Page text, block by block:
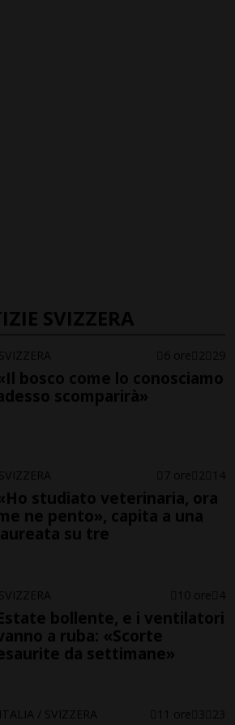
SVIZZERA
SVIZZERA 6 ore 2 29
bosco come lo conosciamo
scomparirà»
SVIZZERA 7 ore 2 14
studiato veterinaria, ora
ne pento», capita a una
su tre
SVIZZERA 10 ore 4
bollente, e i ventilatori
a ruba: «Scorte
da settimane»
ITALIA / SVIZZERA 11 ore 3 23